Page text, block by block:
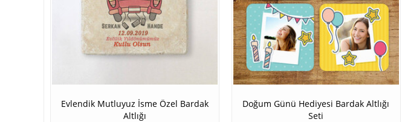
Evlendik Mutluyuz İsme Özel Bardak
Altlığı
Doğum Günü Hediyesi Bardak Altlığı
Seti